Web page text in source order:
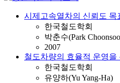
시제고속열차의 신뢰도 목
한국철도학회
박춘수(Park
2007
철도차량의 효율적 운영을
한국철도학회
유양하(Yu Yang-Ha)